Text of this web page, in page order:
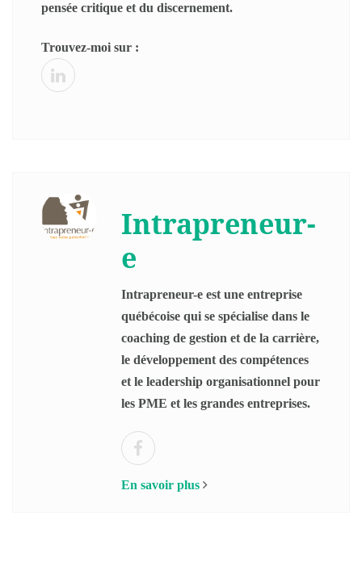
pensée critique et du discernement.
Trouvez-moi sur :
Intrapreneur-
e
Intrapreneur-e est une entreprise
québécoise qui se spécialise dans le
coaching de gestion et de la carrière,
le développement des compétences
et le leadership organisationnel pour
les PME et les grandes entreprises.
En savoir plus